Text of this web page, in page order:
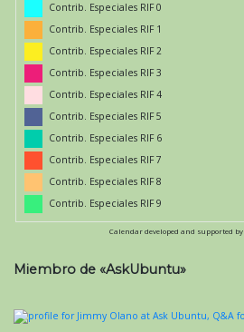
Contrib. Especiales RIF 0
Contrib. Especiales RIF 1
Contrib. Especiales RIF 2
Contrib. Especiales RIF 3
Contrib. Especiales RIF 4
Contrib. Especiales RIF 5
Contrib. Especiales RIF 6
Contrib. Especiales RIF 7
Contrib. Especiales RIF 8
Contrib. Especiales RIF 9
Calendar developed and supported by
Miembro de «AskUbuntu»